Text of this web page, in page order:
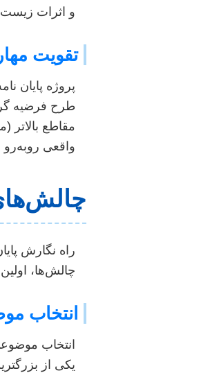
و اثرات
تقویت
پروژه پایان
طرح فرضیه
مقاطع
واقعی روبه‌رو
راه نگارش
چالش‌ها،
انتخاب
انتخاب
یکی از